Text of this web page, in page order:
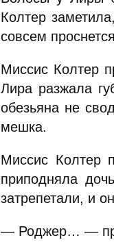
Колтер
совсем
Миссис Колтер
Лира разжала
обезьяна не
мешка.
Миссис Колтер
приподняла
затрепетали, и
— Роджер… —